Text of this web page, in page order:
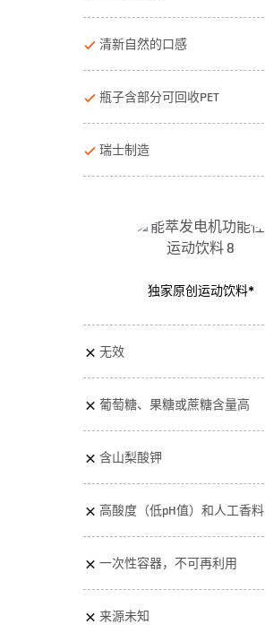
清新自然的口感
瓶子含部分可回收PET
瑞士制造
独家原创运动饮料*
无效
葡萄糖、果糖或蔗糖含量高
含山梨酸钾
高酸度（低pH值）和人工香料
一次性容器，不可再利用
来源未知